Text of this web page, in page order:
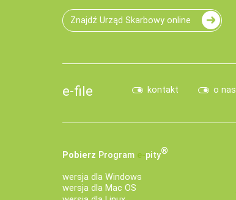
Znajdź Urząd Skarbowy online
e-file kontakt o nas
Pobierz Program e‑pity®
wersja dla Windows
wersja dla Mac OS